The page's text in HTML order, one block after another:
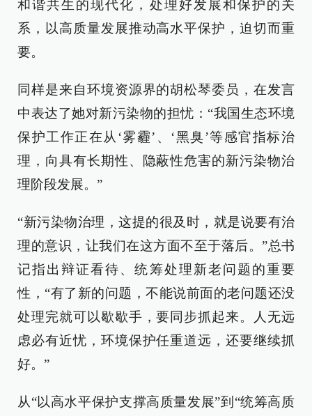
和谐共生的现代化，处理好发展和保护的关
系，以高质量发展推动高水平保护，迫切而重
要。
同样是来自环境资源界的胡松琴委员，在发言
中表达了她对新污染物的担忧：“我国生态环境
保护工作正在从‘雾霾’、‘黑臭’等感官指标治
理，向具有长期性、隐蔽性危害的新污染物治
理阶段发展。”
“新污染物治理，这提的很及时，就是说要有治
理的意识，让我们在这方面不至于落后。”总书
记指出辩证看待、统筹处理新老问题的重要
性，“有了新的问题，不能说前面的老问题还没
处理完就可以歇歇手，要同步抓起来。人无远
虑必有近忧，环境保护任重道远，还要继续抓
好。”
从“以高水平保护支撑高质量发展”到“统筹高质